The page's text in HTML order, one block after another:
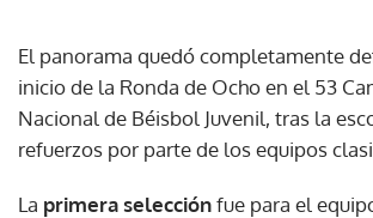
El panorama quedó completamente
inicio de la Ronda de Ocho en el 53
Nacional de Béisbol Juvenil, tras la
refuerzos por parte de los equipos
La primera selecciónfue para el